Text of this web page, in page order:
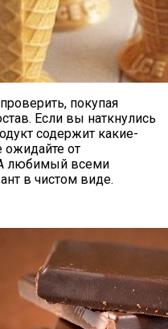
покупая
Если вы наткнулись
содержит какие-
ожидайте от
А любимый всеми
в чистом виде.